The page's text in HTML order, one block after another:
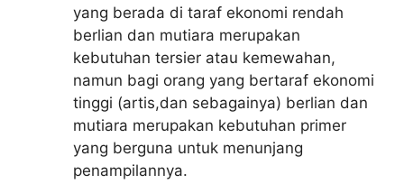
yang berada di taraf ekonomi rendah
berlian dan mutiara merupakan
kebutuhan tersier atau kemewahan,
namun bagi orang yang bertaraf ekonomi
tinggi (artis,dan sebagainya) berlian dan
mutiara merupakan kebutuhan primer
yang berguna untuk menunjang
penampilannya.